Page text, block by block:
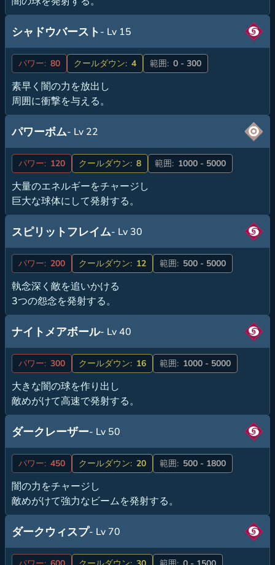
シャドウバースト- Lv 15
パワー: 80 クールダウン: 4 範囲: 0 - 300
素早く闇の力を放出し
周囲に衝撃を与える。
パワーボム- Lv 22
パワー: 120 クールダウン: 8 範囲: 1000 - 5000
大量のエネルギーをチャージし
巨大な球体にして発射する。
スピリットフレイム- Lv 30
パワー: 200 クールダウン: 12 範囲: 500 - 5000
執念深く敵を追いかける
3つの怨念を発射する。
ナイトメアボール- Lv 40
パワー: 300 クールダウン: 16 範囲: 1000 - 5000
大きな闇の球を作り出し
敵めがけて高速で発射する。
ダークレーザー- Lv 50
パワー: 450 クールダウン: 20 範囲: 500 - 1800
闇の力をチャージし
敵めがけて強力なビームを発射する。
ダークウィスプ- Lv 70